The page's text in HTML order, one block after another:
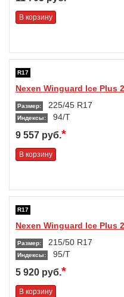
В корзину
R17
Nexen Winguard Ice Plus
Размер: 225/45 R17
Индексы: 94/T
9 557 руб.*
В корзину
R17
Nexen Winguard Ice Plus
Размер: 215/50 R17
Индексы: 95/T
5 920 руб.*
В корзину